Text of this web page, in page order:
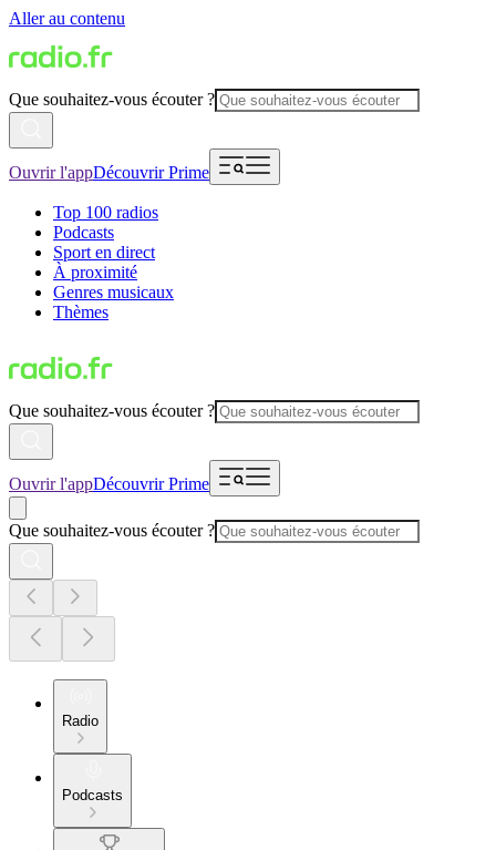
Aller au contenu
Que souhaitez-vous écouter ?
Ouvrir l'appDécouvrir Prime
Top 100 radios
Podcasts
Sport en direct
À proximité
Genres musicaux
Thèmes
Que souhaitez-vous écouter ?
Ouvrir l'appDécouvrir Prime
Que souhaitez-vous écouter ?
Radio
Podcasts